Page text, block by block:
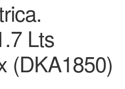
Lts
(DKA1850)